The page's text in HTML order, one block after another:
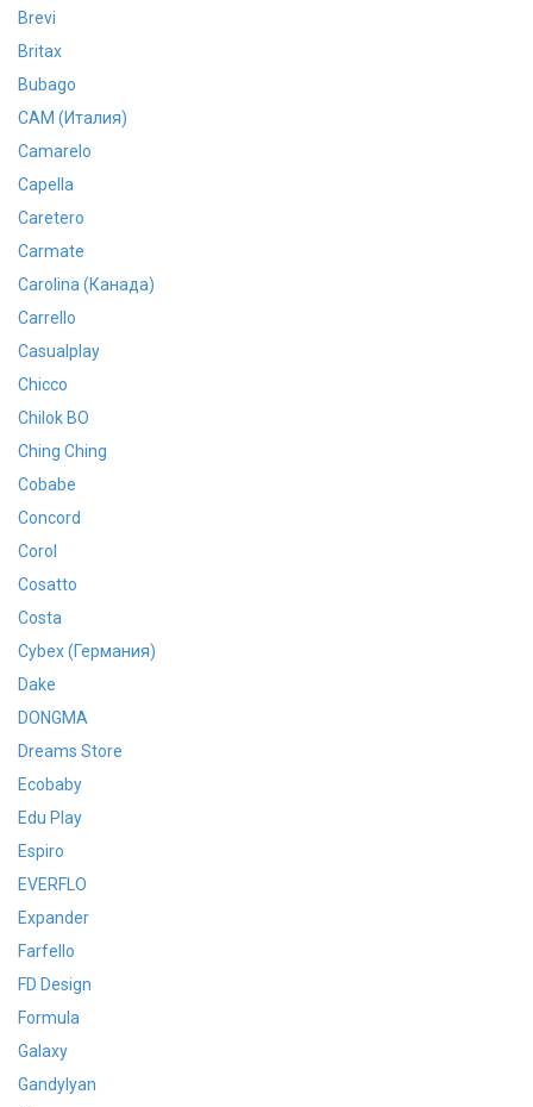
Brevi
Britax
Bubago
CAM (Италия)
Camarelo
Capella
Caretero
Carmate
Carolina (Канада)
Carrello
Casualplay
Chicco
Chilok BO
Ching Ching
Cobabe
Concord
Corol
Cosatto
Costa
Cybex (Германия)
Dake
DONGMA
Dreams Store
Ecobaby
Edu Play
Espiro
EVERFLO
Expander
Farfello
FD Design
Formula
Galaxy
Gandylyan